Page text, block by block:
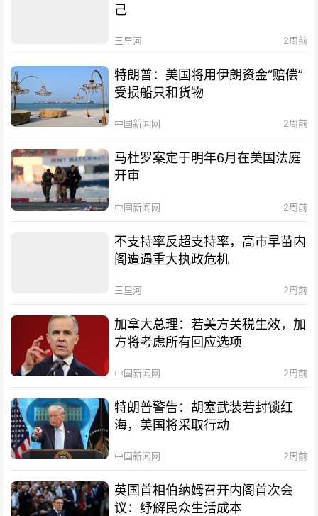
己
三里河 2周前
特朗普：美国将用伊朗资金“赔偿”
受损船只和货物
中国新闻网 2周前
马杜罗案定于明年6月在美国法庭
开审
中国新闻网 2周前
不支持率反超支持率，高市早苗内
阁遭遇重大执政危机
三里河 2周前
加拿大总理：若美方关税生效，加
方将考虑所有回应选项
中国新闻网 2周前
特朗普警告：胡塞武装若封锁红
海，美国将采取行动
中国新闻网 2周前
英国首相伯纳姆召开内阁首次会
议：纾解民众生活成本